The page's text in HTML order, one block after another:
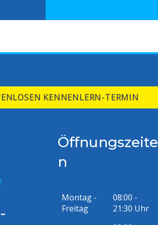
KENNENLERN-TERMIN
Öffnungszeite
n
Montag -
Freitag
08:00 -
21:30 Uhr